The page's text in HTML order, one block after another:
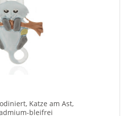
Katze am Ast,
bleifrei